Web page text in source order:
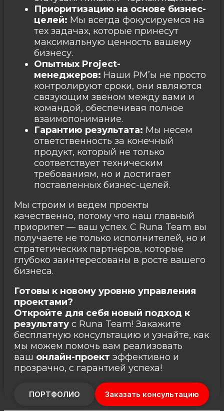
Приоритизацию на основе бизнес-
целей: Мы всегда фокусируемся на
тех задачах, которые принесут
максимальную ценность вашему
бизнесу.
Опытных Project-
менеджеров: Наши PM’ы не просто
контролируют сроки, они являются
связующим звеном между вами и
командой, обеспечивая полное
взаимопонимание.
Гарантию результата: Мы несем
ответственность за конечный
продукт, который не только
соответствует техническим
требованиям, но и достигает
поставленных бизнес-целей.
Мы строим и ведем проекты
качественно, потому что наш главный
приоритет — ваш успех. С Runa Team вы
получаете не только исполнителей, но и
стратегических партнеров, которые
глубоко заинтересованы в росте вашего
бизнеса.
Готовы к новому уровню управления
проектами?
Откройте для себя новый подход к
результату с Runa Team! Закажите
бесплатную консультацию и узнайте, как
мы можем помочь вам реализовать
ваш онлайн-проект эффективно и
прозрачно, с гарантией успеха!
ПОРТФОЛИО Заказать консультацию